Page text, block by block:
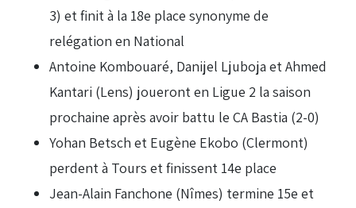
3) et finit à la 18e place synonyme de
relégation en National
Antoine Kombouaré, Danijel Ljuboja et Ahmed
Kantari (Lens) joueront en Ligue 2 la saison
prochaine après avoir battu le CA Bastia (2-0)
Yohan Betsch et Eugène Ekobo (Clermont)
perdent à Tours et finissent 14e place
Jean-Alain Fanchone (Nîmes) termine 15e et